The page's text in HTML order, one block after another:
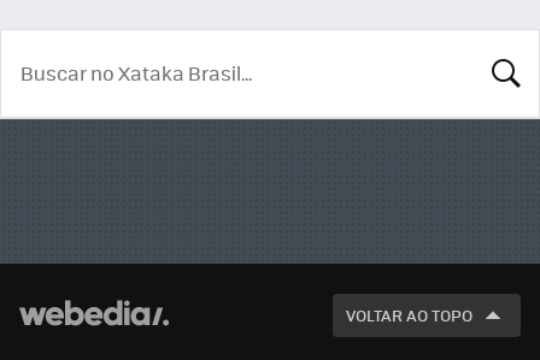
VOLTAR AO TOPO